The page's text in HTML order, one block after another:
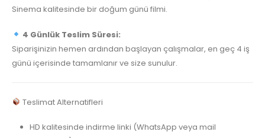
Sinema kalitesinde bir doğum günü filmi.
4 Günlük Teslim Süresi:
Siparişinizin hemen ardından başlayan çalışmalar, en geç 4 iş
günü içerisinde tamamlanır ve size sunulur.
Teslimat Alternatifleri
HD kalitesinde indirme linki (WhatsApp veya mail